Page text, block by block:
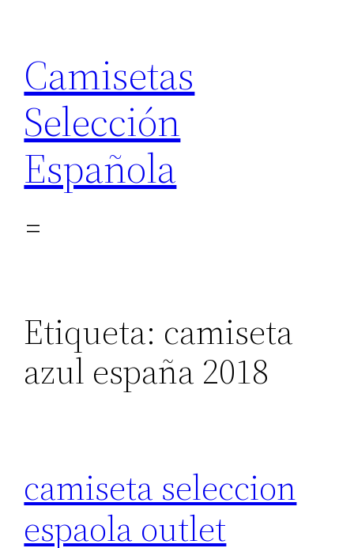
contenido
Camisetas
Selección
Española
Etiqueta: camiseta
azul españa 2018
camiseta seleccion
espaola outlet